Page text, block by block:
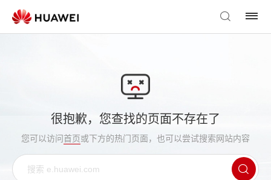
很抱歉，您查找的页面不存在了
您可以访问首页或下方的热门页面，也可以尝试搜索网站内容